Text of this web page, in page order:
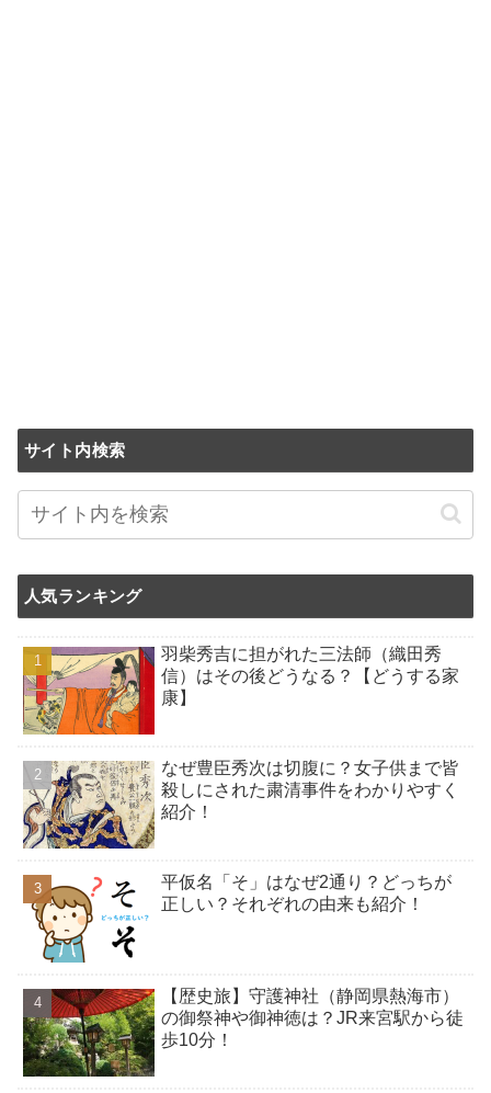
サイト内検索
人気ランキング
羽柴秀吉に担がれた三法師（織田秀
信）はその後どうなる？【どうする家
康】
なぜ豊臣秀次は切腹に？女子供まで皆
殺しにされた粛清事件をわかりやすく
紹介！
平仮名「そ」はなぜ2通り？どっちが
正しい？それぞれの由来も紹介！
【歴史旅】守護神社（静岡県熱海市）
の御祭神や御神徳は？JR来宮駅から徒
歩10分！